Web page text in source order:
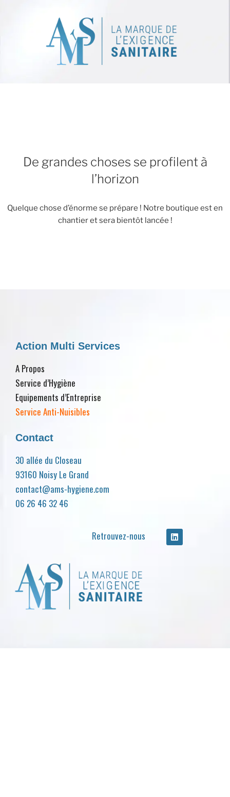
De grandes choses se profilent à
l’horizon
Quelque chose d’énorme se prépare ! Notre boutique est en
chantier et sera bientôt lancée !
Action Multi Services
A Propos
Service d’Hygiène
Equipements d’Entreprise
Service Anti-Nuisibles
Contact
30 allée du Closeau
93160 Noisy Le Grand
contact@ams-hygiene.com
06 26 46 32 46
Retrouvez-nous